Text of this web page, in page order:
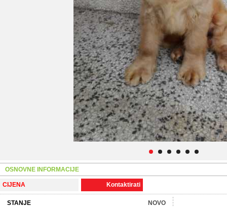
OSNOVNE INFORMACIJE
CIJENA Kontaktirati
STANJE
NOVO